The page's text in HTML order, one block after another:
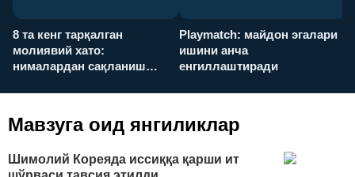
8 та кенг тарқалган
молиявий хато:
нималардан сақланиш
Playmatch: майдон эгалари
ишини анча
енгиллаштиради
Мавзуга оид янгиликлар
Шимолий Кореяда иссиққа қарши ит